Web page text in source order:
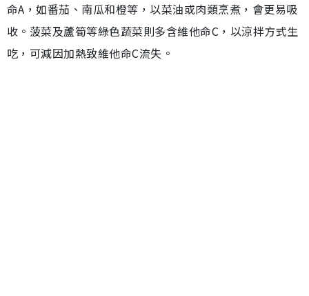
命A，如番茄、南瓜和橙等，以菜油或肉類烹煮，會更易吸
收。菠菜及蘆筍等綠色蔬菜則多含維他命C，以涼拌方式生
吃，可減因加熱致維他命C流失。